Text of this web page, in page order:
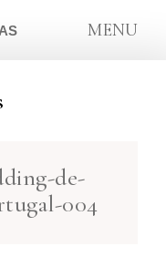
MENU
de-
004